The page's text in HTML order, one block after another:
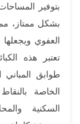
بتوفير
بشكل ممتاز،
العفوي
تعتبر هذه
طوابق
الخاصة
السكنية